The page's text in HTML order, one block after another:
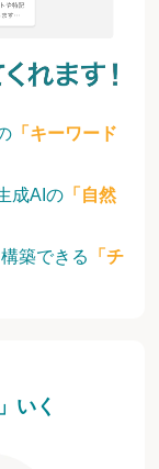
「キーワード
成AIの 「自然
築できる
「チ
いく